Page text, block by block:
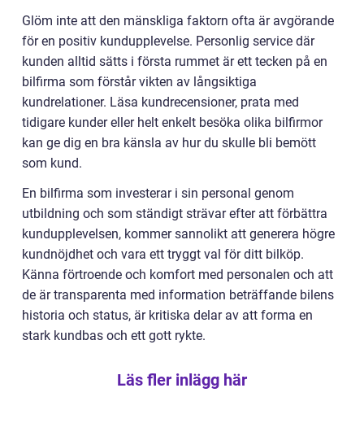
Glöm inte att den mänskliga faktorn ofta är avgörande
för en positiv kundupplevelse. Personlig service där
kunden alltid sätts i första rummet är ett tecken på en
bilfirma som förstår vikten av långsiktiga
kundrelationer. Läsa kundrecensioner, prata med
tidigare kunder eller helt enkelt besöka olika bilfirmor
kan ge dig en bra känsla av hur du skulle bli bemött
som kund.
En bilfirma som investerar i sin personal genom
utbildning och som ständigt strävar efter att förbättra
kundupplevelsen, kommer sannolikt att generera högre
kundnöjdhet och vara ett tryggt val för ditt bilköp.
Känna förtroende och komfort med personalen och att
de är transparenta med information beträffande bilens
historia och status, är kritiska delar av att forma en
stark kundbas och ett gott rykte.
Läs fler inlägg här